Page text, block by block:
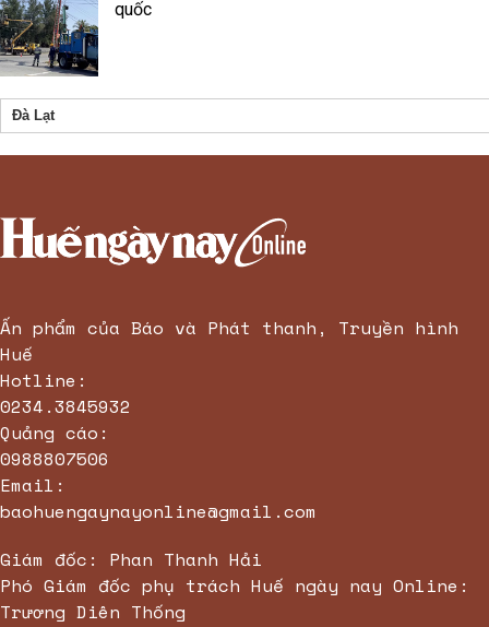
quốc
Đà Lạt
Ấn phẩm của Báo và Phát thanh, Truyền hình
Huế
Hotline:
0234.3845932
Quảng cáo:
0988807506
Email:
baohuengaynayonline@gmail.com
Giám đốc: Phan Thanh Hải
Phó Giám đốc phụ trách Huế ngày nay Online:
Trương Diên Thống